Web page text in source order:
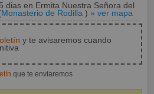
diasen Ermita Nuestra Señora del
Monasterio de Rodilla ) » ver mapa
y te avisaremos cuando
que te enviaremos